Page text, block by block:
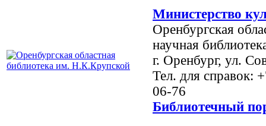
Министерство
Оренбургская
научная
г. Оренбург, ул.
Тел. для справок:
06-76
Библиотечный